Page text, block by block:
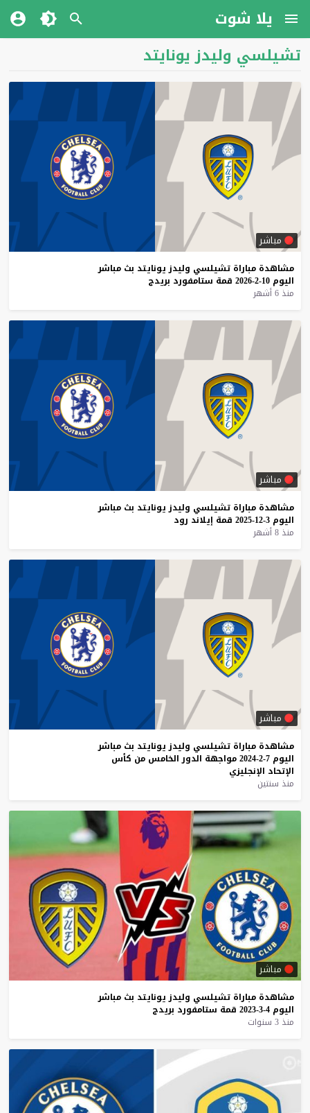
يلا شوت
تشيلسي وليدز يونايتد
مباشر
مشاهدة مباراة تشيلسي وليدز يونايتد بث مباشر
اليوم 10-2-2026 قمة ستامفورد بريدج
منذ 6 أشهر
مباشر
مشاهدة مباراة تشيلسي وليدز يونايتد بث مباشر
اليوم 3-12-2025 قمة إيلاند رود
منذ 8 أشهر
مباشر
مشاهدة مباراة تشيلسي وليدز يونايتد بث مباشر
اليوم 7-2-2024 مواجهة الدور الخامس من كأس
الإتحاد الإنجليزي
منذ سنتين
مباشر
مشاهدة مباراة تشيلسي وليدز يونايتد بث مباشر
اليوم 4-3-2023 قمة ستامفورد بريدج
منذ 3 سنوات